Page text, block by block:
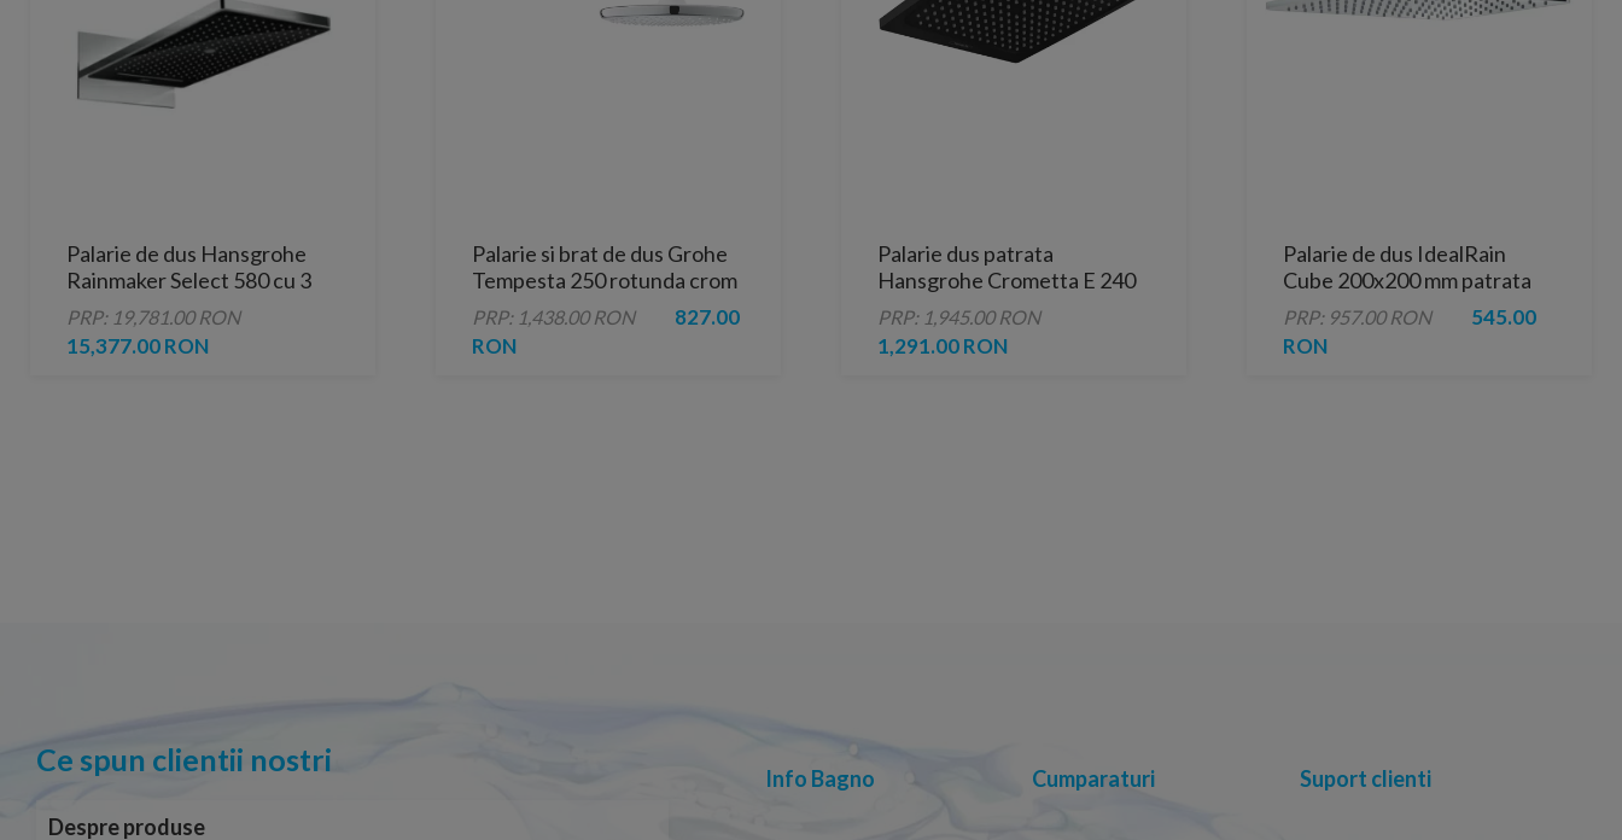
Palarie de dus Hansgrohe
Rainmaker Select 580 cu 3
jeturi, negru-crom
PRP: 19,781.00 RON
15,377.00 RON
Palarie si brat de dus Grohe
Tempesta 250 rotunda crom
lucios
PRP: 1,438.00 RON
827.00
RON
Palarie dus patrata
Hansgrohe Crometta E 240
negru mat cu 1 tip de jet
PRP: 1,945.00 RON
1,291.00 RON
Palarie de dus IdealRain
Cube 200x200 mm patrata
PRP: 957.00 RON
545.00
RON
Ce spun clientii nostri
Despre produse
Info Bagno Cumparaturi Suport clienti